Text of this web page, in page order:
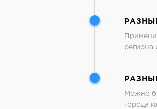
региона
Можно
города